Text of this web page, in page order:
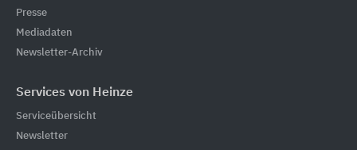
Presse
Mediadaten
Newsletter-Archiv
Services von Heinze
Serviceübersicht
Newsletter